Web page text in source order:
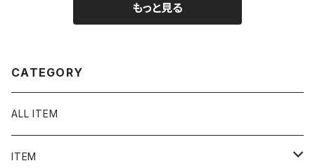
もっと見る
CATEGORY
ALL ITEM
ITEM